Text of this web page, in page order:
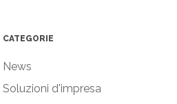
CATEGORIE
News
Soluzioni d'impresa